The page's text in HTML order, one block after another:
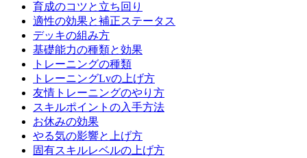
育成のコツと立ち回り
適性の効果と補正ステータス
デッキの組み方
基礎能力の種類と効果
トレーニングの種類
トレーニングLvの上げ方
友情トレーニングのやり方
スキルポイントの入手方法
お休みの効果
やる気の影響と上げ方
固有スキルレベルの上げ方